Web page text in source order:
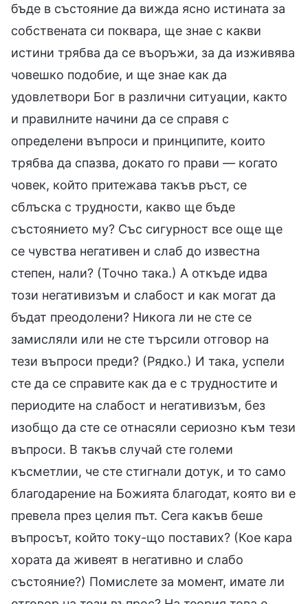
бъде в състояние да вижда ясно истината за
собствената си поквара, ще знае с какви
истини трябва да се въоръжи, за да изживява
човешко подобие, и ще знае как да
удовлетвори Бог в различни ситуации, както
и правилните начини да се справя с
определени въпроси и принципите, които
трябва да спазва, докато го прави — когато
човек, който притежава такъв ръст, се
сблъска с трудности, какво ще бъде
състоянието му? Със сигурност все още ще
се чувства негативен и слаб до известна
степен, нали? (Точно така.) А откъде идва
този негативизъм и слабост и как могат да
бъдат преодолени? Никога ли не сте се
замисляли или не сте търсили отговор на
тези въпроси преди? (Рядко.) И така, успели
сте да се справите как да е с трудностите и
периодите на слабост и негативизъм, без
изобщо да сте се отнасяли сериозно към тези
въпроси. В такъв случай сте големи
късметлии, че сте стигнали дотук, и то само
благодарение на Божията благодат, която ви е
превела през целия път. Сега какъв беше
въпросът, който току-що поставих? (Кое кара
хората да живеят в негативно и слабо
състояние?) Помислете за момент, имате ли